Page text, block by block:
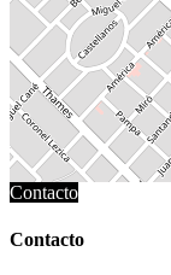
Contacto
Contacto